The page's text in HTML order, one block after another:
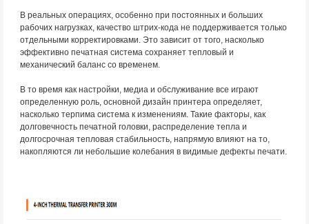
В реальных операциях, особенно при постоянных и больших
рабочих нагрузках, качество штрих-кода не поддерживается только
отдельными корректировками. Это зависит от того, насколько
эффективно печатная система сохраняет тепловый и
механический баланс со временем.
В то время как настройки, медиа и обслуживание все играют
определенную роль, основной дизайн принтера определяет,
насколько терпима система к изменениям. Такие факторы, как
долговечность печатной головки, распределение тепла и
долгосрочная тепловая стабильность, напрямую влияют на то,
накопляются ли небольшие колебания в видимые дефекты печати.